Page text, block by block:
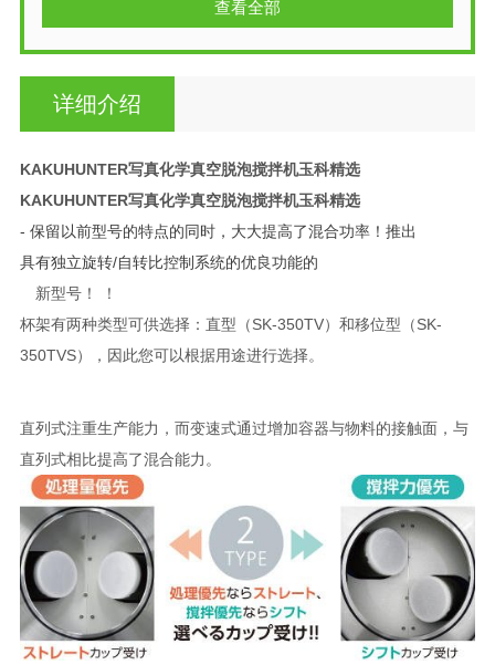
查看全部
详细介绍
KAKUHUNTER写真化学真空脱泡搅拌机玉科精选
KAKUHUNTER写真化学真空脱泡搅拌机玉科精选
- 保留以前型号的特点的同时，大大提高了混合功率！推出
具有独立旋转/自转比控制系统的优良功能的
新型号！
！
杯架有两种类型可供选择：直型（SK-350TV）和移位型（SK-
350TVS），因此您可以根据用途进行选择。
直列式注重生产能力，而变速式通过增加容器与物料的接触面，与
直列式相比提高了混合能力。